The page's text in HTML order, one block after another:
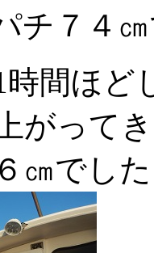
チ７４
間ほど
がって
㎝でし